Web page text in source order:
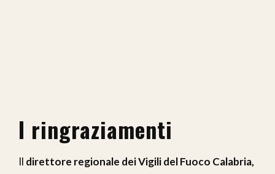
I ringraziamenti
Il direttore regionale dei Vigili del Fuoco Calabria,